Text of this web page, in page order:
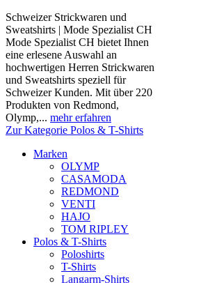
Schweizer Strickwaren und
Sweatshirts | Mode Spezialist CH
Mode Spezialist CH bietet Ihnen
eine erlesene Auswahl an
hochwertigen Herren Strickwaren
und Sweatshirts speziell für
Schweizer Kunden. Mit über 220
Produkten von Redmond,
Olymp,... mehr erfahren
Zur Kategorie Polos & T-Shirts
Marken
OLYMP
CASAMODA
REDMOND
VENTI
HAJO
TOM RIPLEY
Polos & T-Shirts
Poloshirts
T-Shirts
Langarm-Shirts